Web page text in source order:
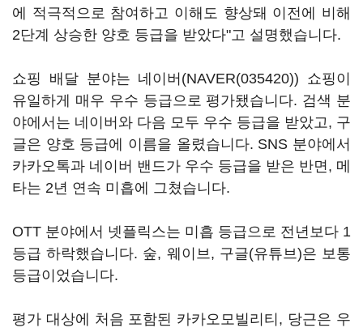
에 적극적으로 참여하고 이해도 향상돼 이전에 비해
2단계 상승한 양호 등급을 받았다"고 설명했습니다.
쇼핑 배달 분야는 네이버(NAVER(035420)) 쇼핑이
유일하게 매우 우수 등급으로 평가됐습니다. 검색 분
야에서는 네이버와 다음 모두 우수 등급을 받았고, 구
글은 양호 등급에 이름을 올렸습니다. SNS 분야에서
카카오톡과 네이버 밴드가 우수 등급을 받은 반면, 메
타는 2년 연속 미흡에 그쳤습니다.
OTT 분야에서 넷플릭스는 미흡 등급으로 전년보다 1
등급 하락했습니다. 숲, 웨이브, 구글(유튜브)은 보통
등급이었습니다.
평가 대상에 처음 포함된 카카오모빌리티, 당근은 우